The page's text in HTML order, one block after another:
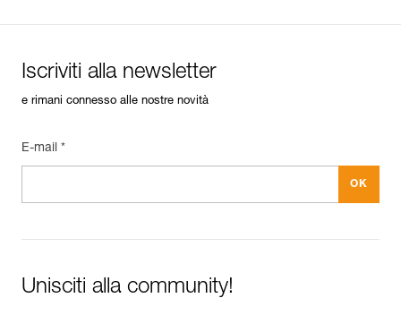
Iscriviti alla newsletter
e rimani connesso alle nostre novità
E-mail *
Unisciti alla community!